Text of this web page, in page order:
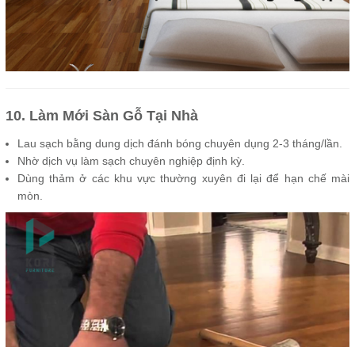
10. Làm Mới Sàn Gỗ Tại Nhà
Lau sạch bằng dung dịch đánh bóng chuyên dụng 2-3 tháng/lần.
Nhờ dịch vụ làm sạch chuyên nghiệp định kỳ.
Dùng thảm ở các khu vực thường xuyên đi lại để hạn chế mài
mòn.